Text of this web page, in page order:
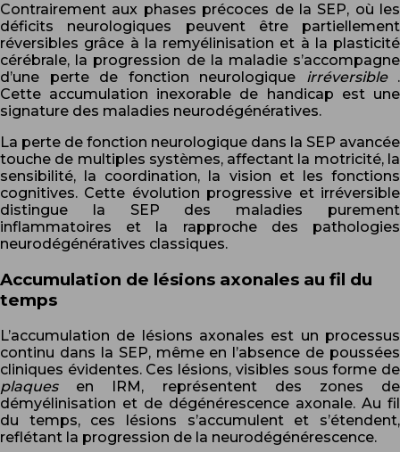
Contrairement aux phases précoces de la SEP, où les
déficits neurologiques peuvent être partiellement
réversibles grâce à la remyélinisation et à la plasticité
cérébrale, la progression de la maladie s’accompagne
d’une perte de fonction neurologique irréversible .
Cette accumulation inexorable de handicap est une
signature des maladies neurodégénératives.
La perte de fonction neurologique dans la SEP avancée
touche de multiples systèmes, affectant la motricité, la
sensibilité, la coordination, la vision et les fonctions
cognitives. Cette évolution progressive et irréversible
distingue la SEP des maladies purement
inflammatoires et la rapproche des pathologies
neurodégénératives classiques.
Accumulation de lésions axonales au fil du
temps
L’accumulation de lésions axonales est un processus
continu dans la SEP, même en l’absence de poussées
cliniques évidentes. Ces lésions, visibles sous forme de
plaques en IRM, représentent des zones de
démyélinisation et de dégénérescence axonale. Au fil
du temps, ces lésions s’accumulent et s’étendent,
reflétant la progression de la neurodégénérescence.